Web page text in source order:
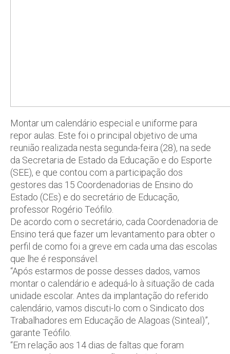
Montar um calendário especial e uniforme para
repor aulas. Este foi o principal objetivo de uma
reunião realizada nesta segunda-feira (28), na sede
da Secretaria de Estado da Educação e do Esporte
(SEE), e que contou com a participação dos
gestores das 15 Coordenadorias de Ensino do
Estado (CEs) e do secretário de Educação,
professor Rogério Teófilo.
De acordo com o secretário, cada Coordenadoria de
Ensino terá que fazer um levantamento para obter o
perfil de como foi a greve em cada uma das escolas
que lhe é responsável.
“Após estarmos de posse desses dados, vamos
montar o calendário e adequá-lo à situação de cada
unidade escolar. Antes da implantação do referido
calendário, vamos discuti-lo com o Sindicato dos
Trabalhadores em Educação de Alagoas (Sinteal)”,
garante Teófilo.
“Em relação aos 14 dias de faltas que foram